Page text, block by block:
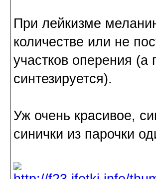
При лейкизме
количестве или не
участков оперения
синтезируется).
Уж очень красивое,
синички из парочки